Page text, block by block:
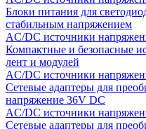
Блоки питания для
стабильным напряжением
AC/DC источники
Компактные и безопасные
лент и модулей
AC/DC источники
Сетевые адаптеры для
напряжение 36V DC
AC/DC источники
Сетевые адаптеры для